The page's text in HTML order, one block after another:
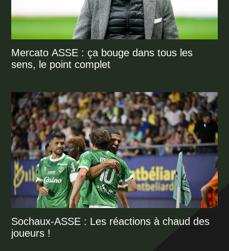
Mercato ASSE : ça bouge dans tous les
sens, le point complet
Sochaux-ASSE : Les réactions à chaud des
joueurs !